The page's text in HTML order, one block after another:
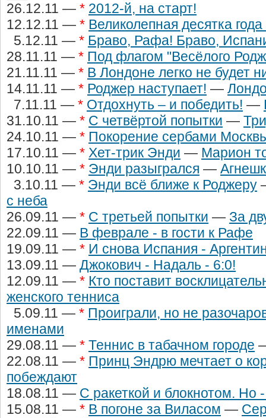
26.12.11 — * 2012-й, на старт!
12.12.11 — * Великолепная десятка года
5.12.11 — * Браво, Рафа! Браво,
28.11.11 — * Под флагом "Весёлого
21.11.11 — * В Лондоне легко не будет
14.11.11 — * Роджер наступает! —
7.11.11 — * Отдохнуть – и победить! —
31.10.11 — * С четвёртой попытки —
24.10.11 — * Покорение сербами
17.10.11 — * Хет-трик Энди — Марион
10.10.11 — * Энди разыгрался —
3.10.11 — * Энди всё ближе к Роджеру
с неба
26.09.11 — * С третьей попытки — За
22.09.11 — В феврале - в гости к Рафе
19.09.11 — * И снова Испания -
13.09.11 — Джокович - Надаль - 6:0!
12.09.11 — * Кто поставит
женского тенниса
5.09.11 — * Проиграли, но не
именами
29.08.11 — * Теннис в табачном городе
22.08.11 — * Принц Эндрю мечтает о
побеждают
18.08.11 — С ракеткой и блокнотом. Но
15.08.11 — * В погоне за Виласом —